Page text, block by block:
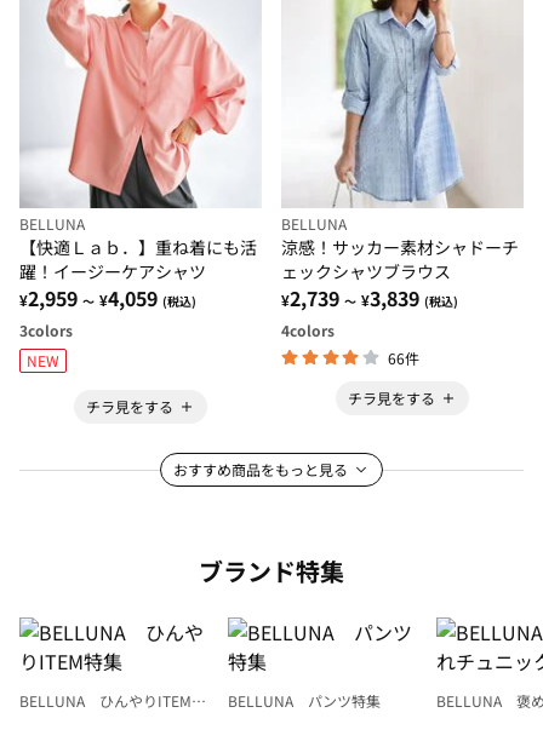
BELLUNA
【快適Ｌａｂ．】重ね着にも活
躍！イージーケアシャツ
¥2,959 ～ ¥4,059 (税込)
3colors
NEW
チラ見をする
BELLUNA
涼感！サッカー素材シャドーチ
ェックシャツブラウス
¥2,739 ～ ¥3,839 (税込)
4colors
66件
チラ見をする
おすすめ商品をもっと見る
ブランド特集
BELLUNA ひんやりITEM特
BELLUNA パンツ特集
BELLUNA 褒